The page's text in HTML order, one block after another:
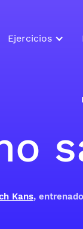
Ejercicios
Kans,